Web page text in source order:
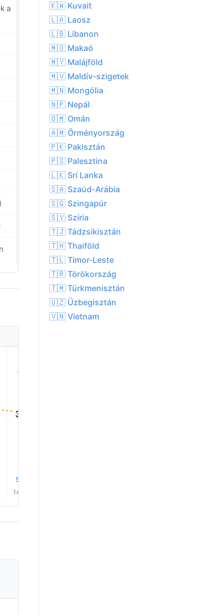
a
31.3°C
29.4°C
28.8°C
72%
11.5 kph
12.1 mm
7.0
05:49 AM
07:01 PM
Waxing
Crescent
33.0°
5% Eső
14.0 km/h
🇰🇼 Kuvait
🇱🇦 Laosz
🇱🇧 Libanon
🇲🇴 Makaó
🇲🇾 Malájföld
🇲🇻 Maldív-szigetek
🇲🇳 Mongólia
🇳🇵 Nepál
🇴🇲 Omán
🇦🇲 Örményország
🇵🇰 Pakisztán
🇵🇸 Palesztina
🇱🇰 Srí Lanka
🇸🇦 Szaúd-Arábia
🇸🇬 Szingapúr
🇸🇾 Szíria
🇹🇯 Tádzsikisztán
🇹🇭 Thaiföld
🇹🇱 Timor-Leste
🇹🇷 Törökország
🇹🇲 Türkmenisztán
🇺🇿 Üzbegisztán
🇻🇳 Vietnam